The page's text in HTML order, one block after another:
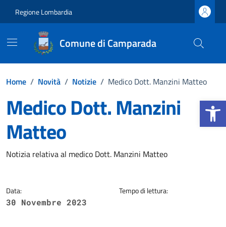
Apri la
Regione Lombardia
Comune di Camparada
Home / Novità / Notizie / Medico Dott. Manzini Matteo
Medico Dott. Manzini
Matteo
Dettagli della notizia
Notizia relativa al medico Dott. Manzini Matteo
Data:
30 Novembre 2023
Tempo di lettura: